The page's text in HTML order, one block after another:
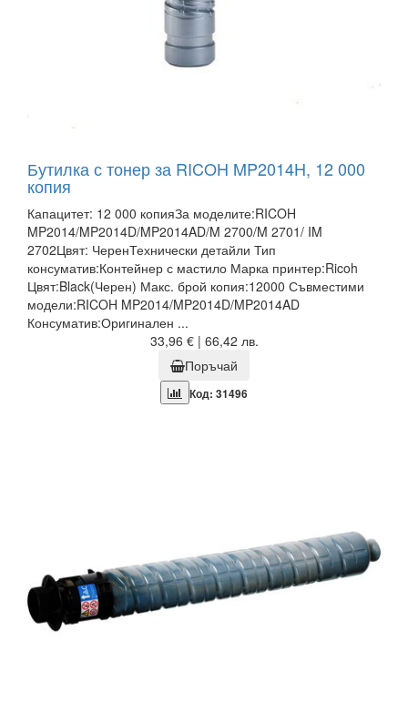
Бутилка с тонер за RICOH MP2014H, 12 000
копия
Капацитет: 12 000 копияЗа моделите:RICOH
MP2014/MP2014D/MP2014AD/M 2700/M 2701/ IM
2702Цвят: ЧеренТехнически детайли Тип
консуматив:Контейнер с мастило Марка принтер:Ricoh
Цвят:Black(Черен) Макс. брой копия:12000 Съвместими
модели:RICOH MP2014/MP2014D/MP2014AD
Консуматив:Оригинален ...
33,96 € | 66,42 лв.
Поръчай
Код: 31496